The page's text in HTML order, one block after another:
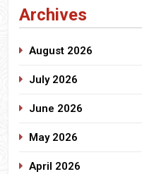
Archives
August 2026
July 2026
June 2026
May 2026
April 2026